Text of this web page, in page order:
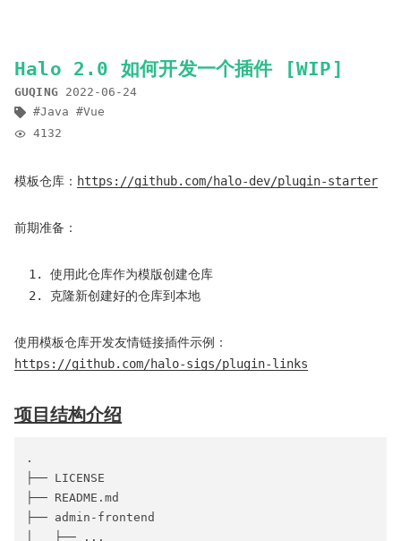
Halo 2.0 如何开发一个插件 [WIP]
GUQING
2022-06-24
Java
Vue
4132
模板仓库： https://github.com/halo-dev/plugin-starter
前期准备：
使用此仓库作为模版创建仓库
克隆新创建好的仓库到本地
使用模板仓库开发友情链接插件示例：
https://github.com/halo-sigs/plugin-links
项目结构介绍
.
├── LICENSE
├── README.md
├── admin-frontend
│   ├── ...